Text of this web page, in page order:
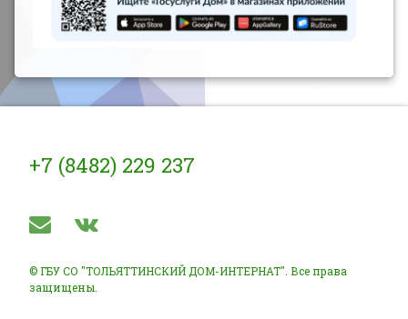
Тел:
+7 (8482) 229 237
E-mailВКонтакте
© ГБУ СО "ТОЛЬЯТТИНСКИЙ ДОМ-ИНТЕРНАТ". Все права
защищены.